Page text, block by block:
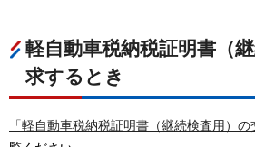
軽自動車税納税証明書（
求するとき
「軽自動車税納税証明書（継続検査用）